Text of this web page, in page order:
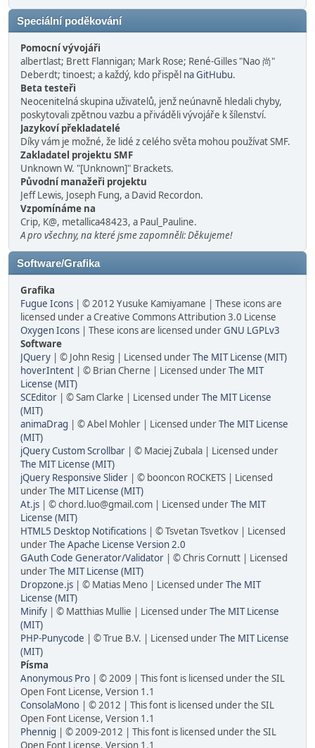
Speciální poděkování
Pomocní vývojáři
albertlast; Brett Flannigan; Mark Rose; René-Gilles "Nao 尚"
Deberdt; tinoest; a každý, kdo přispěl na GitHubu.
Beta testeři
Neocenitelná skupina uživatelů, jenž neúnavně hledali chyby,
poskytovali zpětnou vazbu a přiváděli vývojáře k šílenství.
Jazykoví překladatelé
Díky vám je možné, že lidé z celého světa mohou používat SMF.
Zakladatel projektu SMF
Unknown W. "[Unknown]" Brackets.
Původní manažeři projektu
Jeff Lewis, Joseph Fung, a David Recordon.
Vzpomínáme na
Crip, K@, metallica48423, a Paul_Pauline.
A pro všechny, na které jsme zapomněli: Děkujeme!
Software/Grafika
Grafika
Fugue Icons | © 2012 Yusuke Kamiyamane | These icons are
licensed under a Creative Commons Attribution 3.0 License
Oxygen Icons | These icons are licensed underGNU LGPLv3
Software
JQuery | © John Resig | Licensed underThe MIT License (MIT)
hoverIntent | © Brian Cherne | Licensed underThe MIT
License (MIT)
SCEditor | © Sam Clarke | Licensed underThe MIT License
(MIT)
animaDrag | © Abel Mohler | Licensed underThe MIT License
(MIT)
jQuery Custom Scrollbar | © Maciej Zubala | Licensed under
The MIT License (MIT)
jQuery Responsive Slider | © booncon ROCKETS | Licensed
underThe MIT License (MIT)
At.js | © chord.luo@gmail.com | Licensed underThe MIT
License (MIT)
HTML5 Desktop Notifications | © Tsvetan Tsvetkov | Licensed
underThe Apache License Version 2.0
GAuth Code Generator/Validator | © Chris Cornutt | Licensed
underThe MIT License (MIT)
Dropzone.js | © Matias Meno | Licensed underThe MIT
License (MIT)
Minify | © Matthias Mullie | Licensed underThe MIT License
(MIT)
PHP-Punycode | © True B.V. | Licensed underThe MIT License
(MIT)
Písma
Anonymous Pro | © 2009 | This font is licensed under the SIL
Open Font License, Version 1.1
ConsolaMono | © 2012 | This font is licensed under the SIL
Open Font License, Version 1.1
Phennig | © 2009-2012 | This font is licensed under the SIL
Open Font License, Version 1.1